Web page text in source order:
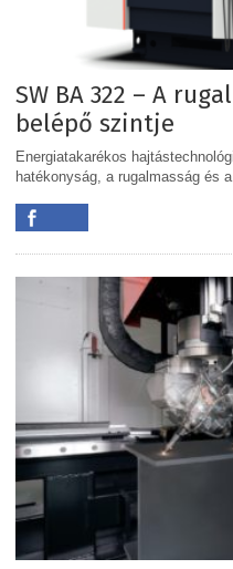
SW BA 322 – A
belépő szintje
Energiatakarékos
hatékonyság, a rugalmasság és